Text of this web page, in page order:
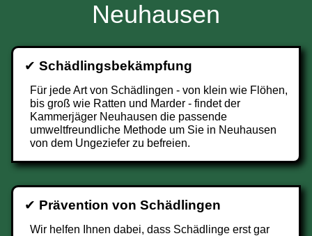
Neuhausen
✔ Schädlingsbekämpfung
Für jede Art von Schädlingen - von klein wie Flöhen,
bis groß wie Ratten und Marder - findet der
Kammerjäger Neuhausen die passende
umweltfreundliche Methode um Sie in Neuhausen
von dem Ungeziefer zu befreien.
✔ Prävention von Schädlingen
Wir helfen Ihnen dabei, dass Schädlinge erst gar